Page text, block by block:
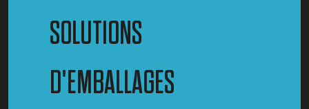
SOLUTIONS
D'EMBALLAGES